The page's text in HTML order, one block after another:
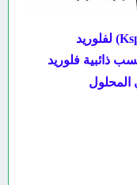
إذا علمت أن ثابت الاتزان (Ksp) لفلوريد
فاحسب ذائبية فلوريد
المحلول